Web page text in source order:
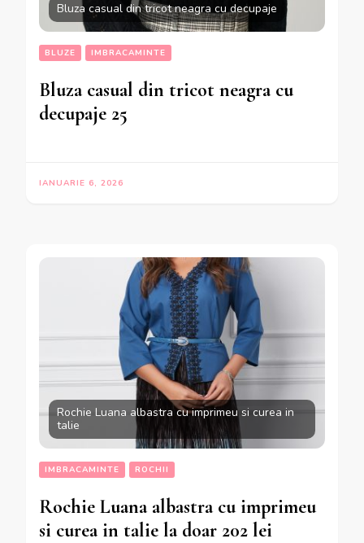
Bluza casual din tricot neagra cu decupaje
BLUZE IMBRACAMINTE
Bluza casual din tricot neagra cu
decupaje 25
IANUARIE 6, 2026
Rochie Luana albastra cu imprimeu si curea in
talie
IMBRACAMINTE ROCHII
Rochie Luana albastra cu imprimeu
si curea in talie la doar 202 lei